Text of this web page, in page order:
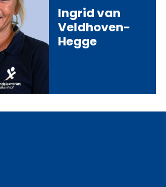
Ingrid van
Veldhoven-
Hegge